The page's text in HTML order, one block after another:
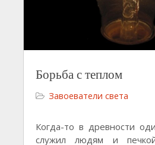
Борьба с теплом
Завоеватели света
Когда-то в древности
служил людям и